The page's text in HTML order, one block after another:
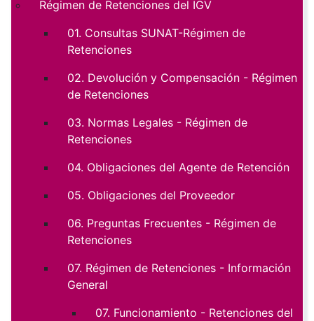
Régimen de Retenciones del IGV
01. Consultas SUNAT-Régimen de
Retenciones
02. Devolución y Compensación - Régimen
de Retenciones
03. Normas Legales - Régimen de
Retenciones
04. Obligaciones del Agente de Retención
05. Obligaciones del Proveedor
06. Preguntas Frecuentes - Régimen de
Retenciones
07. Régimen de Retenciones - Información
General
07. Funcionamiento - Retenciones del